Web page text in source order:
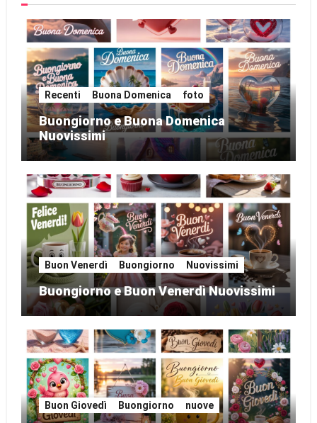
Recenti Buona Domenica foto
Buongiorno e Buona Domenica
Nuovissimi
Buon Venerdì Buongiorno Nuovissimi
Buongiorno e Buon Venerdì Nuovissimi
Buon Giovedì Buongiorno nuove